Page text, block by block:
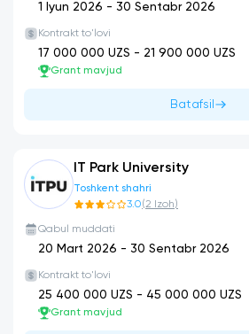
1 Iyun 2026 - 30 Sentabr 2026
Kontrakt to'lovi
17 000 000 UZS - 21 900 000 UZS
Grant mavjud
Batafsil
IT Park University
Toshkent shahri
3.0(2 Izoh)
Qabul muddati
20 Mart 2026 - 30 Sentabr 2026
Kontrakt to'lovi
25 400 000 UZS - 45 000 000 UZS
Grant mavjud